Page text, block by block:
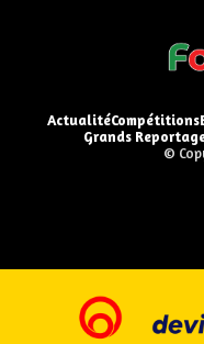
ActualitéCompétitions
Grands
©